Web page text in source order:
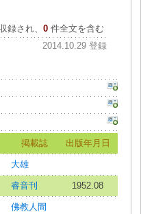
録され、 0件全文を含む
2014.10.29 登録
掲載誌 出版年月日
大雄
睿音刊 1952.08
佛教人間